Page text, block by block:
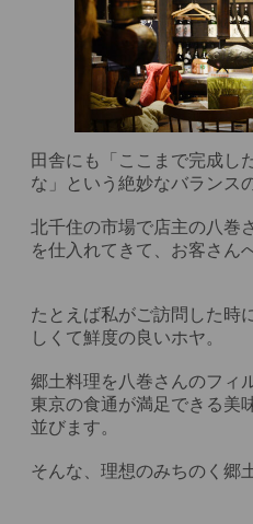
田舎にも「ここまで完成し
な」という絶妙なバランス
北千住の市場で店主の八巻
を仕入れてきて、お客さん
たとえば私がご訪問した時
しくて鮮度の良いホヤ。
郷土料理を八巻さんのフィ
東京の食通が満足できる美
並びます。
そんな、理想のみちのく郷